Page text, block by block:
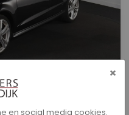
Advance Sport
×
en social media cookies.